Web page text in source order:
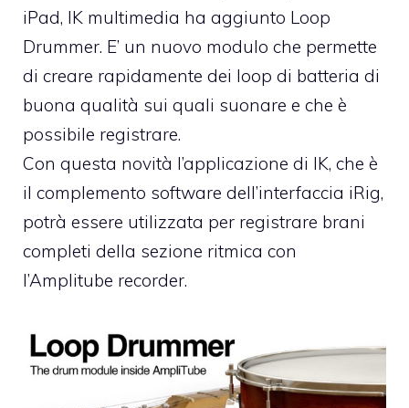
iPad, IK multimedia ha aggiunto Loop
Drummer. E’ un nuovo modulo che permette
di creare rapidamente dei loop di batteria di
buona qualità sui quali suonare e che è
possibile registrare.
Con questa novità l’applicazione di IK, che è
il complemento software dell’interfaccia iRig,
potrà essere utilizzata per registrare brani
completi della sezione ritmica con
l’Amplitube recorder.